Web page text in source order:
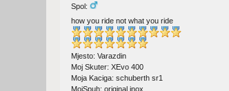
Spol:
how you ride not what you ride
Mjesto: Varazdin
Moj Skuter: XEvo 400
Moja Kaciga: schuberth sr1
MojSpuh: original inox